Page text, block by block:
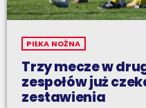
PIŁKA NOŻNA
Trzy mecze w
zespołów już
zestawienia